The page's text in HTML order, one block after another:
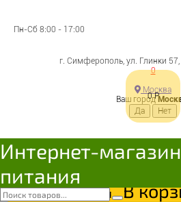
Пн-Сб 8:00 - 17:00
г. Симферополь, ул. Глинки 57,
0
0Р
Москва
Ваш город
Интернет-
питания
500гр,
Цена:
163 Р
Под заказ
Добавляется...В